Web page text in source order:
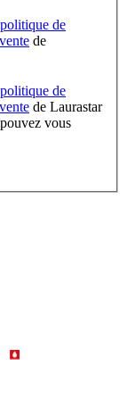
politique de
de
politique de
de Laurastar
vous